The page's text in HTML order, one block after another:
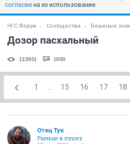
согласие на их использование.
НГС.Форум Сообщества Бешеные
Дозор пасхальный
123951 1000
1 ... 15 16 17 18
Отец Тук
Рыльце в пушку